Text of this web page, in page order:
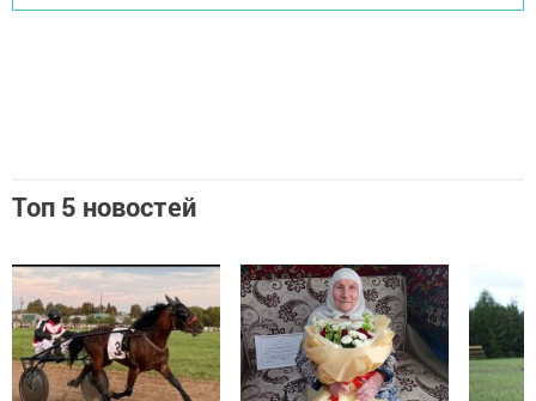
Топ 5 новостей